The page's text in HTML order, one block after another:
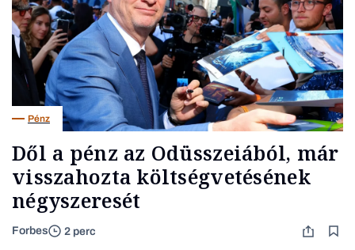
Pénz
Dől a pénz az Odüsszeiából, már
visszahozta költségvetésének
négyszeresét
Forbes 2 perc